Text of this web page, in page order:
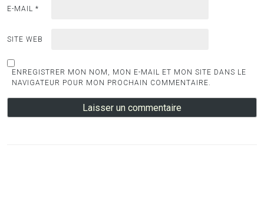
E-MAIL *
SITE WEB
ENREGISTRER MON NOM, MON E-MAIL ET MON SITE DANS LE
NAVIGATEUR POUR MON PROCHAIN COMMENTAIRE.